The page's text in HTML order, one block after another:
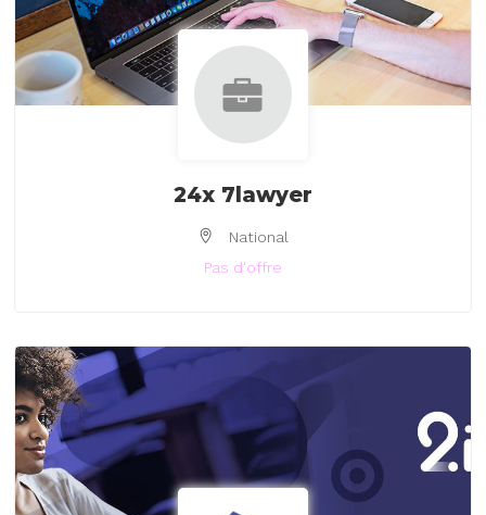
24x 7lawyer
National
Pas d'offre